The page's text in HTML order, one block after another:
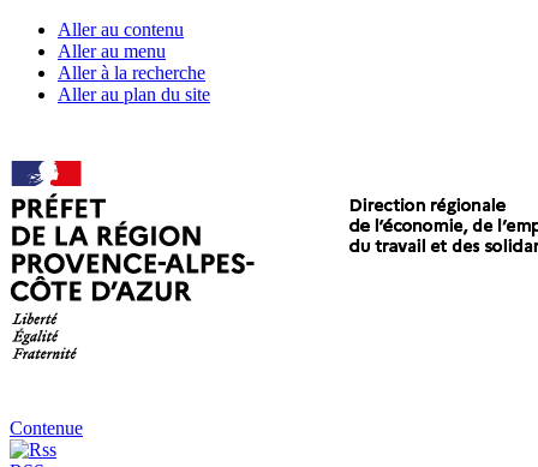
Aller au contenu
Aller au menu
Aller à la recherche
Aller au plan du site
Contenue